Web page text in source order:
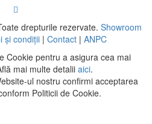
drepturile rezervate. Showroom
și condiții | Contact | ANPC
Cookie pentru a asigura cea mai
mai multe detalii aici.
ul nostru confirmi acceptarea
Politicii de Cookie.